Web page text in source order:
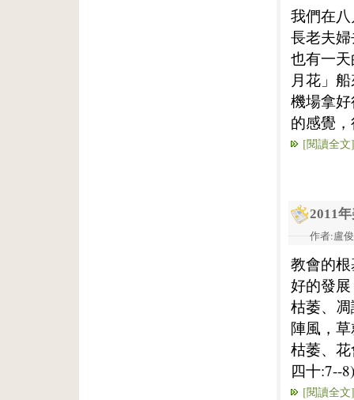
我們在
長老夫
也有一
月花」
機場拿
的感覺
[閱讀全文]
2011
作者:盧
教會的
好的發
枯萎、
陣風，
枯萎、
四十:7--
[閱讀全文]